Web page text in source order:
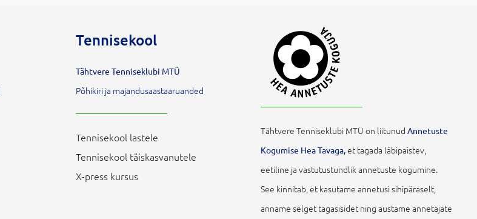
Tennisekool
Tähtvere Tenniseklubi MTÜ
Põhikiri ja majandusaastaaruanded
Tennisekool lastele
Tennisekool täiskasvanutele
X-press kursus
Tähtvere Tenniseklubi MTÜ on liitunudAnnetuste
Kogumise Hea Tavaga,et tagada läbipaistev,
eetiline ja vastutustundlik annetuste kogumine.
See kinnitab, et kasutame annetusi sihipäraselt,
anname selget tagasisidet ning austame annetajate